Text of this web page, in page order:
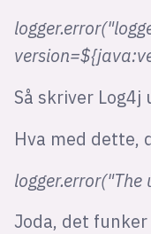
Så skriver Log4j
Hva med dette,
logger.error("The
Joda, det